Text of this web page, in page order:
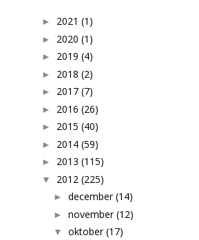
► 2021 (1)
► 2020 (1)
► 2019 (4)
► 2018 (2)
► 2017 (7)
► 2016 (26)
► 2015 (40)
► 2014 (59)
► 2013 (115)
▼ 2012 (225)
► december (14)
► november (12)
▼ oktober (17)